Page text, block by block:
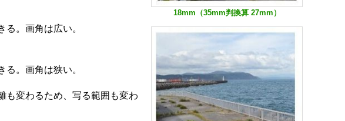
。画角は広い。
。画角は狭い。
も変わるため、写る範囲も変わ
18mm（35mm判換算 27mm）